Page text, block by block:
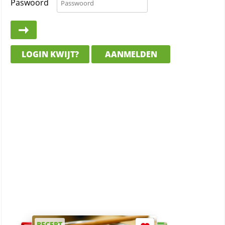
Paswoord
LOGIN KWIJT? AANMELDEN